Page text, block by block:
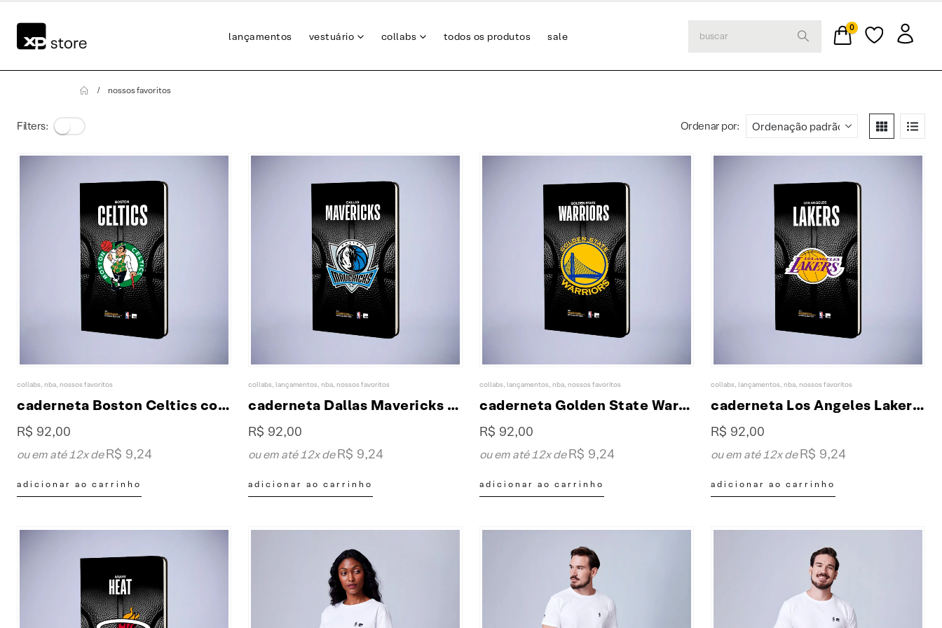
lançamentos vestuário collabs todos os produtos sale
0
nossos favoritos
Filters: Ordenar por:
collabs, nba, nossos favoritos
caderneta Boston Celtics collab XP & NBA
R$ 92,00
ou em até 12x deR$ 9,24
adicionar ao carrinho
collabs, lançamentos, nba, nossos favoritos
caderneta Dallas Mavericks collab XP & NBA
R$ 92,00
ou em até 12x deR$ 9,24
adicionar ao carrinho
collabs, lançamentos, nba, nossos favoritos
caderneta Golden State Warrior collab XP & NBA
R$ 92,00
ou em até 12x deR$ 9,24
adicionar ao carrinho
collabs, lançamentos, nba, nossos favoritos
caderneta Los Angeles Lakers collab XP & NBA
R$ 92,00
ou em até 12x deR$ 9,24
adicionar ao carrinho